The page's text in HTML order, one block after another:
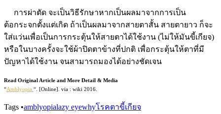
การผ่าตัด จะเป็นวิธีรักษาหากเป็นผลมาจากการเป็น
ต้อกระจกตั้งแต่เกิด ถ้าเป็นผลมาจากสายตาสั้น สายตายาว ก็จะ
ใส่แว่นเพื่อเป็นการกระตุ้นให้สายตาได้ใช้งาน (ไม่ให้มันขี้เกียจ)
หรือในบางครั้งจะใช้ผ้าปิดตาข้างที่ปกติ เพื่อกระตุ้นให้ตาที่มี
ปัญหาได้ใช้งาน จนสามารถมองได้อย่างชัดเจน
Read Original Article and More Detail & Media
“Amblyopia. “. [Online]. via : wiki 2016.
Tags •amblyopialazy eyewhyโรคตาขี้เกียจ